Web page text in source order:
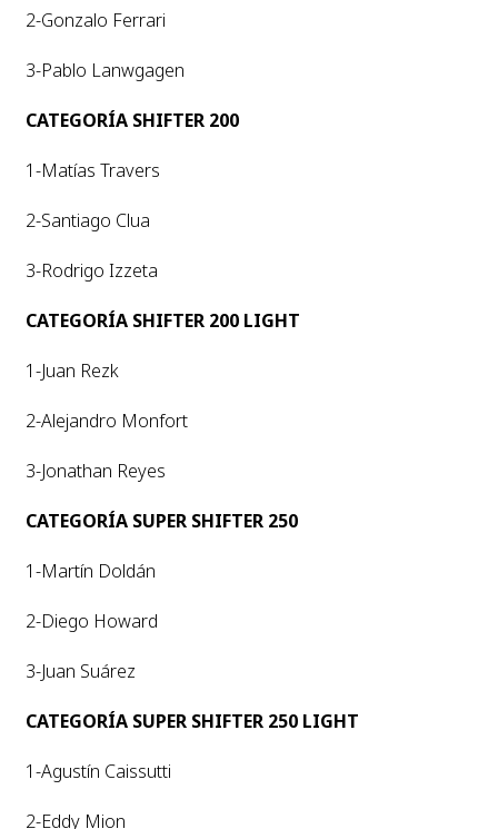
2-Gonzalo Ferrari
3-Pablo Lanwgagen
CATEGORÍA SHIFTER 200
1-Matías Travers
2-Santiago Clua
3-Rodrigo Izzeta
CATEGORÍA SHIFTER 200 LIGHT
1-Juan Rezk
2-Alejandro Monfort
3-Jonathan Reyes
CATEGORÍA SUPER SHIFTER 250
1-Martín Doldán
2-Diego Howard
3-Juan Suárez
CATEGORÍA SUPER SHIFTER 250 LIGHT
1-Agustín Caissutti
2-Eddy Mion